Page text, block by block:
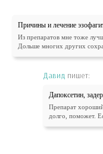
Причины и лечение
Из препаратов мне тоже
Дольше многих других
Давид пишет:
Дапоксетин,
Препарат
долго, поможет.